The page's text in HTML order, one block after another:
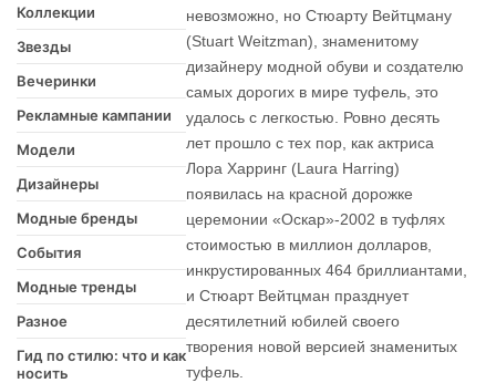
Коллекции
Звезды
Вечеринки
Рекламные кампании
Модели
Дизайнеры
Модные бренды
События
Модные тренды
Разное
Гид по стилю: что и как
носить
невозможно, но Стюарту Вейтцману
(Stuart Weitzman), знаменитому
дизайнеру модной обуви и создателю
самых дорогих в мире туфель, это
удалось с легкостью. Ровно десять
лет прошло с тех пор, как актриса
Лора Харринг (Laura Harring)
появилась на красной дорожке
церемонии «Оскар»-2002 в туфлях
стоимостью в миллион долларов,
инкрустированных 464 бриллиантами,
и Стюарт Вейтцман празднует
десятилетний юбилей своего
творения новой версией знаменитых
туфель.